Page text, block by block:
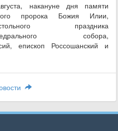
накануне дня памяти
пророка Божия Илии,
праздника
собора,
епископ Россошанский и